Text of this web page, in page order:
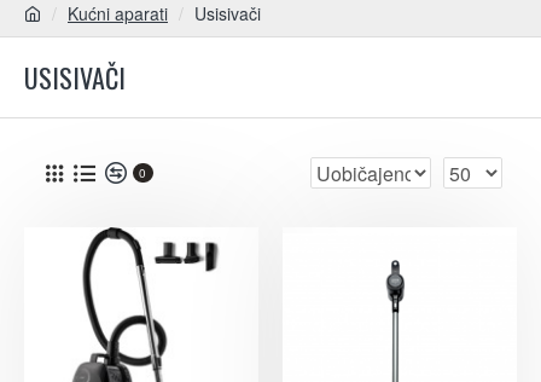
Kućni aparati Usisivači
USISIVAČI
0